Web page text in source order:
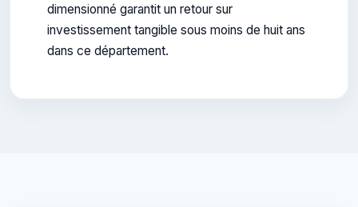
dimensionné garantit un retour sur
investissement tangible sous moins de huit ans
dans ce département.